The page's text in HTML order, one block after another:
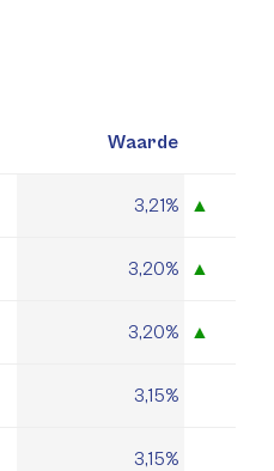
Waarde
3,21% ▲
3,20% ▲
3,20% ▲
3,15%
3,15%